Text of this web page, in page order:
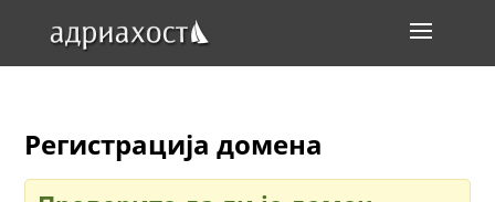
Регистрација домена